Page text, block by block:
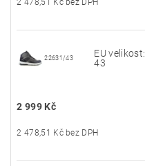
22631/43
EU velikost:
43
2 999 Kč
2 478,51 Kč bez DPH